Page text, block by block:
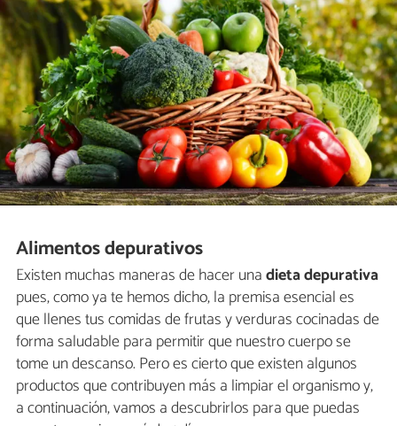
Alimentos depurativos
Existen muchas maneras de hacer unadieta depurativa
pues, como ya te hemos dicho, la premisa esencial es
que llenes tus comidas de frutas y verduras cocinadas de
forma saludable para permitir que nuestro cuerpo se
tome un descanso. Pero es cierto que existen algunos
productos que contribuyen más a limpiar el organismo y,
a continuación, vamos a descubrirlos para que puedas